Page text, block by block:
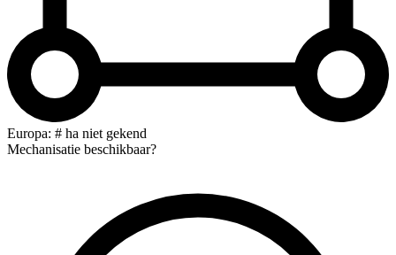
Europa: # ha niet gekend
Mechanisatie beschikbaar?